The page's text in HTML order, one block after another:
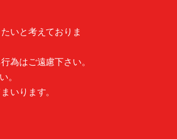
いと考えておりま
為はご遠慮下さい。
。
いります。